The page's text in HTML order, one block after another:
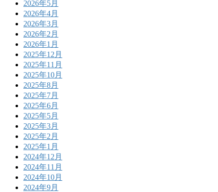
2026年5月
2026年4月
2026年3月
2026年2月
2026年1月
2025年12月
2025年11月
2025年10月
2025年8月
2025年7月
2025年6月
2025年5月
2025年3月
2025年2月
2025年1月
2024年12月
2024年11月
2024年10月
2024年9月